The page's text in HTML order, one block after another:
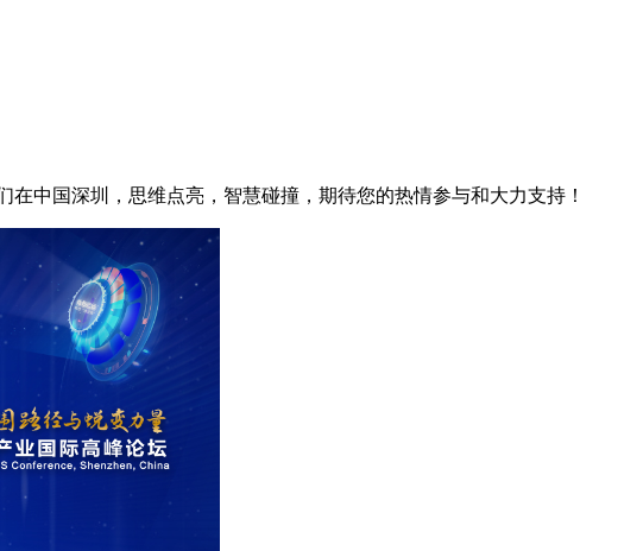
中国深圳，思维点亮，智慧碰撞，期待您的热情参与和大力支持！